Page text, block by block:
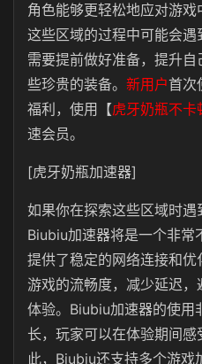
角色能够更轻松地应对游
这些区域的过程中可能会
需要提前做好准备，提升
些珍贵的装备。 新用户首次
福利，使用【虎牙奶瓶不卡
速会员。
[虎牙奶瓶加速器]
如果你在探索这些区域时遇
Biubiu加速器将是一个非
提供了稳定的网络连接和
游戏的流畅度，减少延迟
体验。Biubiu加速器的使用
长，玩家可以在体验期间
此，Biubiu还支持多个游戏